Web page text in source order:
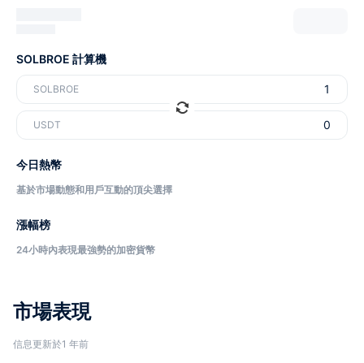
市場表現
信息更新於1 年前
SOLBROE 計算機
SOLBROE
USDT
今日熱幣
基於市場動態和用戶互動的頂尖選擇
漲幅榜
24小時內表現最強勢的加密貨幣